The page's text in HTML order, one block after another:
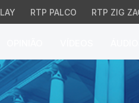
RTP PALCO RTP ZIG
feira